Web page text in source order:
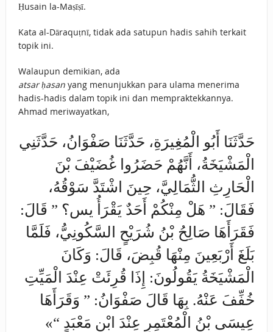
Ḥusain la-Maṣīṣī.
Kata al-Dāraquṭnī, tidak ada satupun hadis sahih terkait
topik ini.
Walaupun demikian, ada
atsar ḥasanyang menunjukkan para ulama menerima
hadis-hadis dalam topik ini dan mempraktekkannya.
Ahmad meriwayatkan,
حَدَّثَنَا أَبُو الْمُغِيرَةِ، حَدَّثَنَا صَفْوَانُ، حَدَّثَنِي
الْمَشْيَخَةُ، أَنَّهُمْ حَضَرُوا غُضَيْفَ بْنَ
الْحَارِثِ الثُّمَالِيَّ، حِينَ اشْتَدَّ سَوْقُهُ،
فَقَالَ: ” هَلْ مِنْكُمْ أَحَدٌ يَقْرَأُ يس؟ ” قَالَ:
فَقَرَأَهَا صَالِحُ بْنُ شُرَيْحٍ السَّكُونِيُّ، فَلَمَّا
بَلَغَ ‌أَرْبَعِينَ ‌مِنْهَا ‌قُبِضَ، قَالَ: وَكَانَ
الْمَشْيَخَةُ يَقُولُونَ: إِذَا قُرِئَتْ عِنْدَ الْمَيِّتِ
خُفِّفَ عَنْهُ. بِهَا قَالَ صَفْوَانُ: ” وَقَرَأَهَا
عِيسَى بْنُ الْمُعْتَمِرِ عِنْدَ ابْنِ مَعْبَدٍ “»